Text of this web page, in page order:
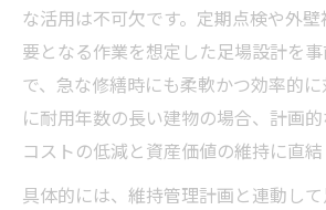
な活用は不可欠です。定期点検や外
要となる作業を想定した足場設計を
で、急な修繕時にも柔軟かつ効率的
に耐用年数の長い建物の場合、計画
コストの低減と資産価値の維持に直結
具体的には、維持管理計画と連動し